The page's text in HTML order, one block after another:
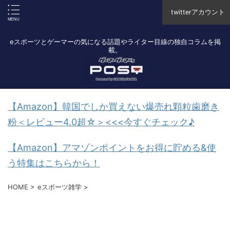
twitterアカウント
eスポーツとゲーマーの気になる話題やライター目線の独自コラムを掲
載。
【Amazon】韓国でしか買えない爆売れ顆粒歯磨き
粉＜レビュー4.0超☆＞<<<今すぐチェック♪
【Amazon】アマゾンポイントをお得に貯める&使
う特集はこちらから！
HOME > eスポーツ雑学 >